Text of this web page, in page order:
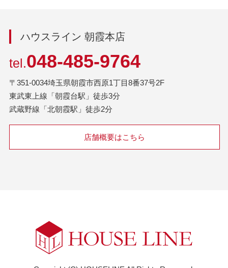
ハウスライン 朝霞本店
tel.048-485-9764
〒351-0034埼玉県朝霞市西原1丁目8番37号2F
東武東上線「朝霞台駅」徒歩3分
武蔵野線「北朝霞駅」徒歩2分
店舗概要はこちら